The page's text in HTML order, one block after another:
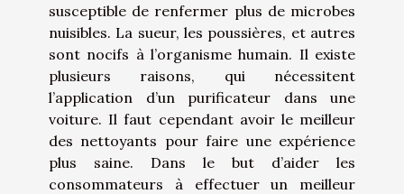
susceptible de renfermer plus de microbes
nuisibles. La sueur, les poussières, et autres
sont nocifs à l’organisme humain. Il existe
plusieurs raisons, qui nécessitent
l’application d’un purificateur dans une
voiture. Il faut cependant avoir le meilleur
des nettoyants pour faire une expérience
plus saine. Dans le but d’aider les
consommateurs à effectuer un meilleur